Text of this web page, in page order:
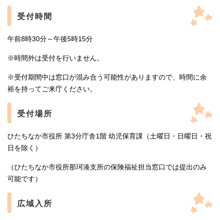
受付時間
午前8時30分～午後5時15分
※時間外は受付を行いません。
※受付期間中は窓口が混み合う可能性がありますので、時間に余
裕を持ってご来庁ください。
受付場所
ひたちなか市役所 第3分庁舎1階 幼児保育課（土曜日・日曜日・祝
日を除く）
（ひたちなか市役所那珂湊支所の保険福祉担当窓口では提出のみ
可能です）
広域入所